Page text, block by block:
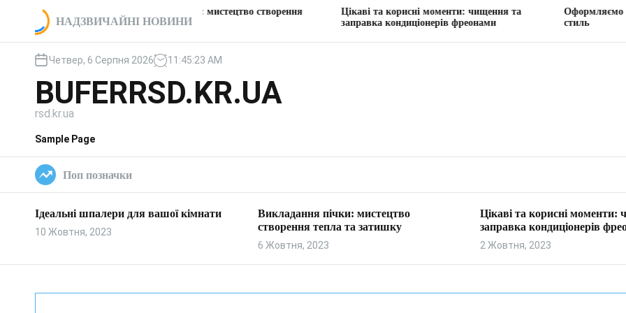
м
с
НАДЗВИЧАЙНІ НОВИНИ
Викладання пічки: мистецтво створення
тепла та затишку
Цікаві та корисні моменти: чищення та
заправка кондиціонерів фреонами
Оформляємо вітальню:
Четвер, 6 Серпня 2026 11 :45:24 AM
BUFERRSD.KR.UA
rsd.kr.ua
Sample Page
Поп позначки
Ідеальні шпалери для вашої кімнати
10 Жовтня, 2023
Викладання пічки: мистецтво
створення тепла та затишку
6 Жовтня, 2023
Цікаві та корисні моменти:
заправка кондиціонерів
2 Жовтня, 2023